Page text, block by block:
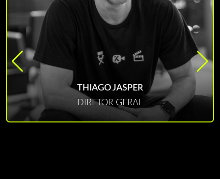
THIAGO JASPER
DIRETOR GERAL